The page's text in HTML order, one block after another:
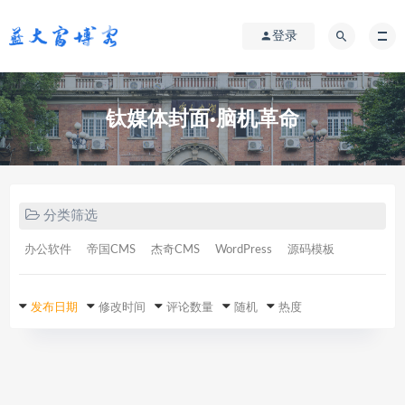
登录
钛媒体封面·脑机革命
分类筛选
办公软件 帝国CMS 杰奇CMS WordPress 源码模板
发布日期 修改时间 评论数量 随机 热度